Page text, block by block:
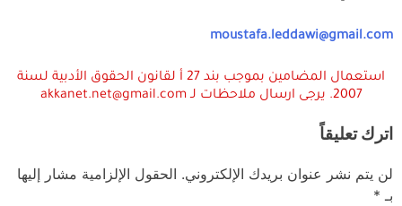
moustafa.leddawi@gmail.com
استعمال المضامين بموجب بند 27 أ لقانون الحقوق الأدبية لسنة
2007. يرجى ارسال ملاحظات لـ akkanet.net@gmail.com
اترك تعليقاً
لن يتم نشر عنوان بريدك الإلكتروني. الحقول الإلزامية مشار إليها
بـ *